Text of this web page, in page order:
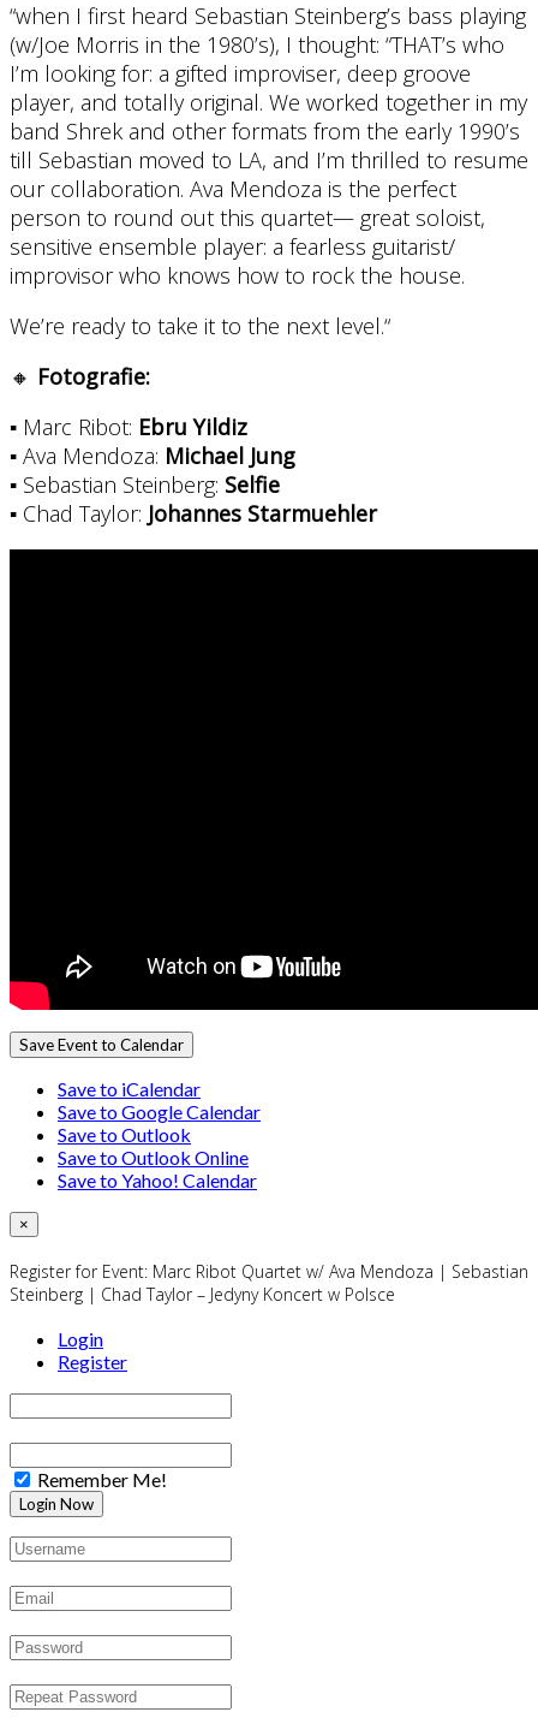
“when I first heard Sebastian Steinberg’s bass playing
(w/Joe Morris in the 1980’s), I thought: “THAT’s who
I’m looking for: a gifted improviser, deep groove
player, and totally original. We worked together in my
band Shrek and other formats from the early 1990’s
till Sebastian moved to LA, and I’m thrilled to resume
our collaboration. Ava Mendoza is the perfect
person to round out this quartet— great soloist,
sensitive ensemble player: a fearless guitarist/
improvisor who knows how to rock the house.
We’re ready to take it to the next level.“
🔸 Fotografie:
▪ Marc Ribot: Ebru Yildiz
▪ Ava Mendoza: Michael Jung
▪ Sebastian Steinberg: Selfie
▪ Chad Taylor: Johannes Starmuehler
Save Event to Calendar
Save to iCalendar
Save to Google Calendar
Save to Outlook
Save to Outlook Online
Save to Yahoo! Calendar
×
Register for Event: Marc Ribot Quartet w/ Ava Mendoza | Sebastian
Steinberg | Chad Taylor – Jedyny Koncert w Polsce
Login
Register
Remember Me!